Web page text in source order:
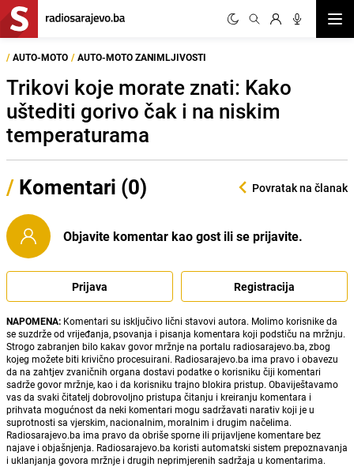
/ AUTO-MOTO / AUTO-MOTO ZANIMLJIVOSTI
Trikovi koje morate znati: Kako
uštediti gorivo čak i na niskim
temperaturama
/ Komentari (0) Povratak na članak
Objavite komentar kao gost ili se prijavite.
Prijava Registracija
NAPOMENA: Komentari su isključivo lični stavovi autora. Molimo korisnike da
se suzdrže od vrijeđanja, psovanja i pisanja komentara koji podstiču na mržnju.
Strogo zabranjen bilo kakav govor mržnje na portalu radiosarajevo.ba, zbog
kojeg možete biti krivično procesuirani. Radiosarajevo.ba ima pravo i obavezu
da na zahtjev zvaničnih organa dostavi podatke o korisniku čiji komentari
sadrže govor mržnje, kao i da korisniku trajno blokira pristup. Obaviještavamo
vas da svaki čitatelj dobrovoljno pristupa čitanju i kreiranju komentara i
prihvata mogućnost da neki komentari mogu sadržavati narativ koji je u
suprotnosti sa vjerskim, nacionalnim, moralnim i drugim načelima.
Radiosarajevo.ba ima pravo da obriše sporne ili prijavljene komentare bez
najave i objašnjenja. Radiosarajevo.ba koristi automatski sistem prepoznavanja
i uklanjanja govora mržnje i drugih neprimjerenih sadržaja u komentarima.